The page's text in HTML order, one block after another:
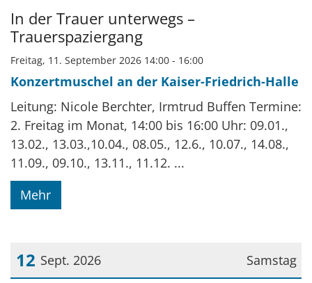
Datum: 11. September 2026
In der Trauer unterwegs –
Trauerspaziergang
Freitag, 11. September 2026 14:00 - 16:00
Konzertmuschel an der Kaiser-Friedrich-Halle
Leitung: Nicole Berchter, Irmtrud Buffen Termine:
2. Freitag im Monat, 14:00 bis 16:00 Uhr: 09.01.,
13.02., 13.03.,10.04., 08.05., 12.6., 10.07., 14.08.,
11.09., 09.10., 13.11., 11.12. ...
Mehr
Samstag
12 Sept. 2026